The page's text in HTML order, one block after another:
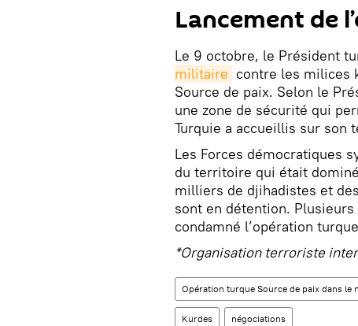
Lancement de
Le 9 octobre, le Président
militaire contre les milices
Source de paix. Selon le
une zone de sécurité qui
Turquie a accueillis sur son
Les Forces démocratiques
du territoire qui était
milliers de djihadistes et
sont en détention.
condamné l’opération
*Organisation terroriste
Opération turque Source de paix dans le
Kurdes négociations